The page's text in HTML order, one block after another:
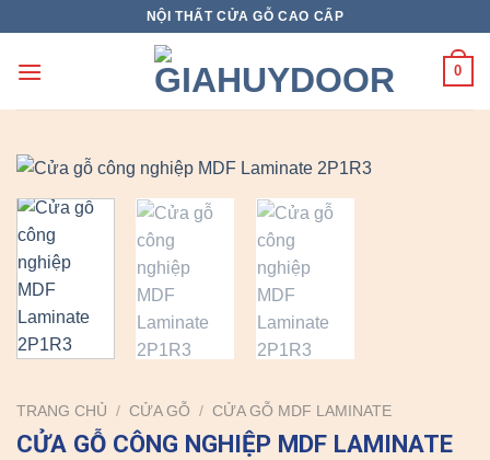
content
NỘI THẤT CỬA GỖ CAO CẤP
0
TRANG CHỦ / CỬA GỖ / CỬA GỖ MDF LAMINATE
CỬA GỖ CÔNG NGHIỆP MDF LAMINATE